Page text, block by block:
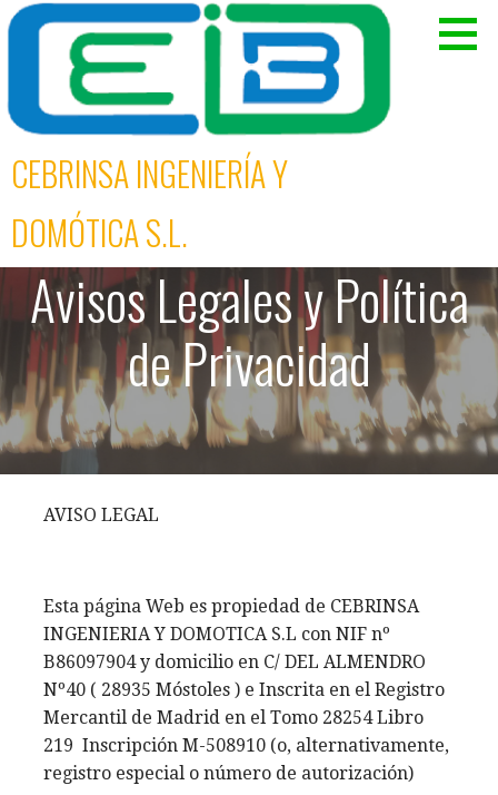
a
d
o
CEBRINSA INGENIERÍA Y
DOMÓTICA S.L.
Avisos Legales y Política
de Privacidad
AVISO LEGAL
Esta página Web es propiedad de CEBRINSA
INGENIERIA Y DOMOTICA S.L con NIF nº
B86097904 y domicilio en C/ DEL ALMENDRO
Nº40 ( 28935 Móstoles ) e Inscrita en el Registro
Mercantil de Madrid en el Tomo 28254 Libro
219 Inscripción M-508910 (o, alternativamente,
registro especial o número de autorización)